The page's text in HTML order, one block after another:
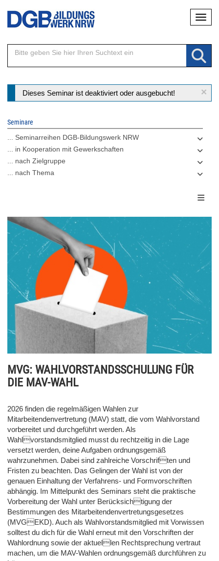
Direkt
Inhalt
×
Statusmeldung
Dieses Seminar ist deaktiviert oder ausgebucht!
Seminare
... Seminarreihen DGB-Bildungswerk NRW
... in Kooperation mit Gewerkschaften
... nach Zielgruppe
... nach Thema
MVG: WAHLVORSTANDSSCHULUNG FÜR
DIE MAV-WAHL
2026 finden die regelmäßigen Wahlen zur
Mitarbeitendenvertretung (MAV) statt, die vom Wahlvorstand
vorbereitet und durchgeführt werden. Als
Wahlvorstandsmitglied musst du rechtzeitig in die Lage
versetzt werden, deine Aufgaben ordnungsgemäß
wahrzunehmen. Dabei sind zahlreiche Vorschriften und
Fristen zu beachten. Das Gelingen der Wahl ist von der
genauen Einhaltung der Verfahrens- und Formvorschriften
abhängig. Im Mittelpunkt des Seminars steht die praktische
Vorbereitung der Wahl unter Berücksichtigung der
Bestimmungen des Mitarbeitendenvertretungsgesetzes
(MVGEKD). Auch als Wahlvorstandsmitglied mit Vorwissen
solltest du dich für die Wahl erneut mit den Vorschriften der
Wahlordnung sowie der aktuellen Rechtsprechung vertraut
machen, um die MAV-Wahlen ordnungsgemäß durchführen zu